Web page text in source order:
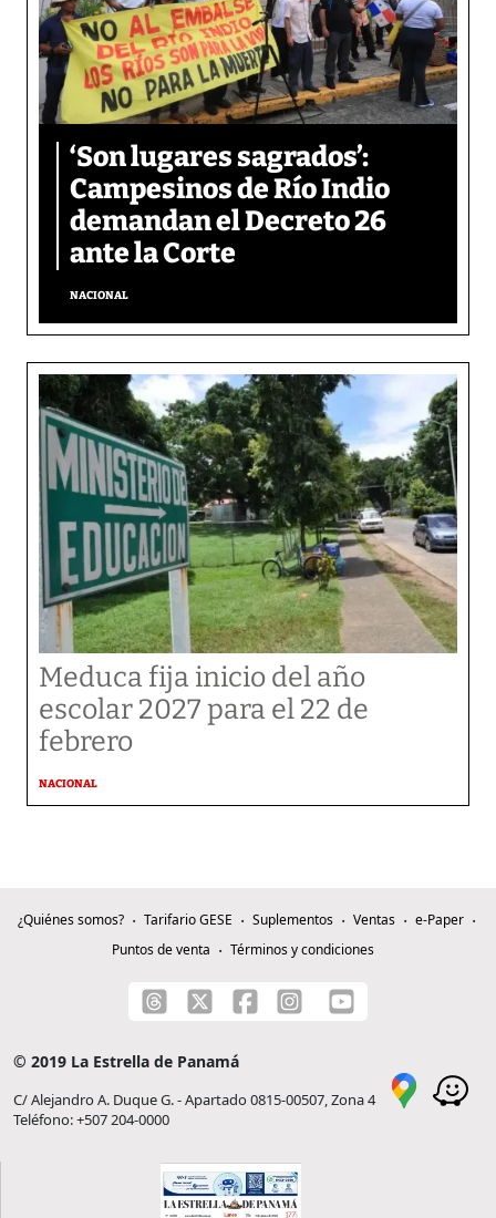
‘Son lugares sagrados’:
Campesinos de Río Indio
demandan el Decreto 26
ante la Corte
NACIONAL
Meduca fija inicio del año
escolar 2027 para el 22 de
febrero
NACIONAL
¿Quiénes somos? Tarifario GESE Suplementos Ventas
e-Paper
Puntos de venta
Términos y condiciones
© 2019 La Estrella de Panamá
C/ Alejandro A. Duque G. - Apartado 0815-00507, Zona 4
Teléfono: +507 204-0000